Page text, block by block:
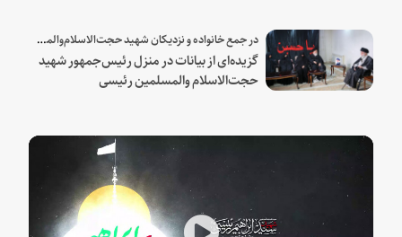
در جمع خانواده و نزدیکان شهید حجت‌الاسلام‌والمسلمین رئیسی:
گزیده‌ای از بیانات در منزل رئیس‌جمهور شهید
حجت‌الاسلام والمسلمین رئیسی